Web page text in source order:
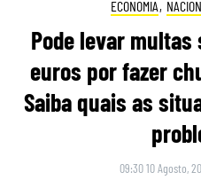
ECONOMIA,
Pode levar
euros por fazer
Saiba quais as
09:30 10 Agosto,